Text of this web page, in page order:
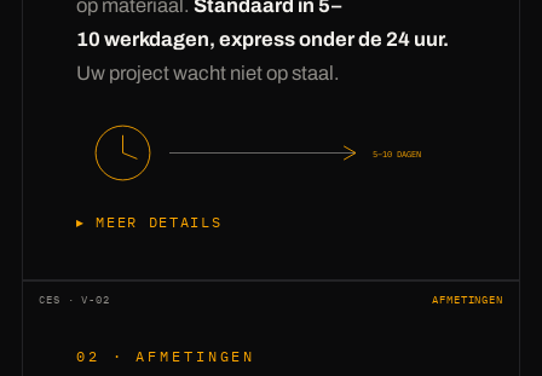
op materiaal. Standaard in 5–
10 werkdagen, express onder de 24 uur.
Uw project wacht niet op staal.
5–10 DAGEN
MEER DETAILS
voorraad hebben
is het verschil. Ons magazijn
maatvarianten aan: van 2-mm dunne plaat tot
CES · V-02 AFMETINGEN
02 · AFMETINGEN